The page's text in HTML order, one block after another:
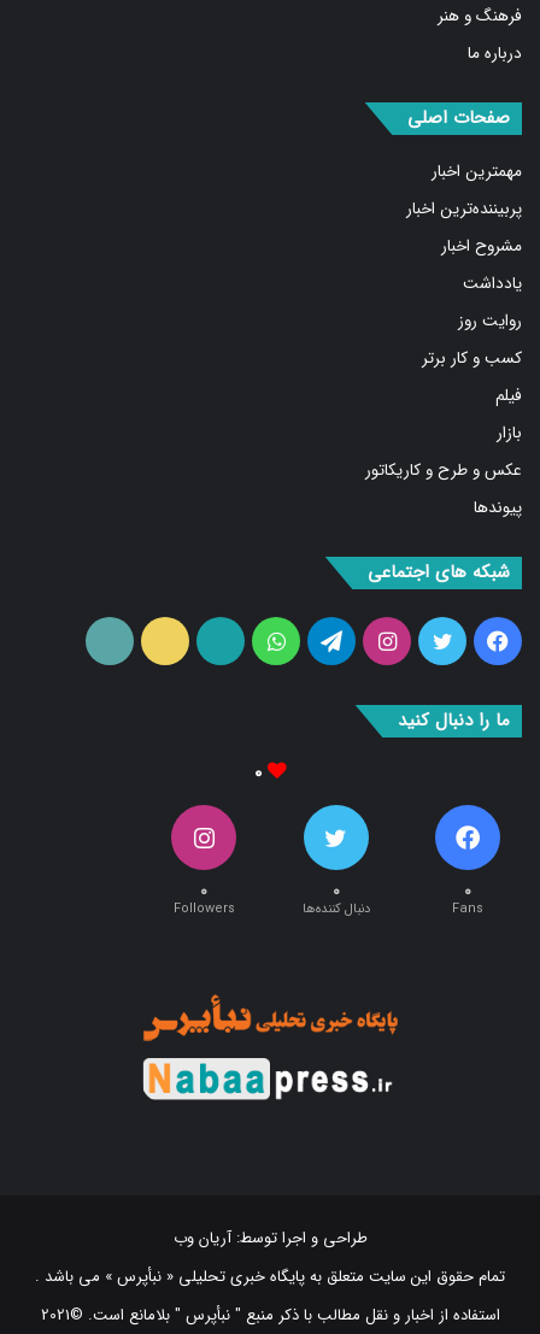
فرهنگ و هنر
درباره ما
صفحات اصلی
مهمترین اخبار
پربیننده‌ترین اخبار
مشروح اخبار
یادداشت
روایت روز
کسب و کار برتر
فیلم
بازار
عکس و طرح و کاریکاتور
پیوندها
شبکه های اجتماعی
فیس
توییتر اینستاگرامتلگرام واتس
آپارات ایتا
ما را دنبال کنید
۰
۰
Fans
۰
دنبال کننده‌ها
۰
Followers
طراحی و اجرا توسط:آریان وب
تمام حقوق این سایت متعلق به پایگاه خبری تحلیلی « نبأپرس » می باشد .
استفاده از اخبار و نقل مطالب با ذکر منبع "‌ نبأپرس " بلامانع است. ©2021